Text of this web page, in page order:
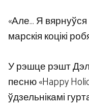
«Але… Я
марскія коцікі
У рэшце рэшт
песню «Happy
ўдзельнікамі